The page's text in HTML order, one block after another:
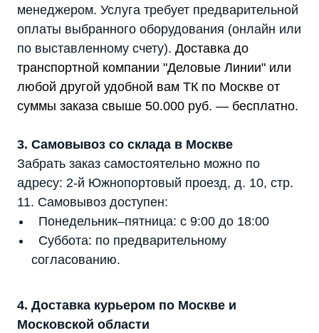
менеджером. Услуга требует предварительной
оплаты выбранного оборудования (онлайн или
по выставленному счету). Доставка до
транспортной компании "Деловые Линии" или
любой другой удобной вам ТК по Москве от
суммы заказа свыше 50.000 руб. — бесплатно.
3. Самовывоз со склада в Москве
Забрать заказ самостоятельно можно по
адресу: 2-й Южнопортовый проезд, д. 10, стр.
11. Самовывоз доступен:
Понедельник–пятница: с 9:00 до 18:00
Суббота: по предварительному
согласованию.
4. Доставка курьером по Москве и
Московской области